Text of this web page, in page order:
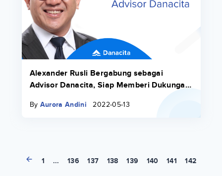
Alexander Rusli Bergabung sebagai
Advisor Danacita, Siap Memberi Dukungan
Informasi
By Aurora Andini 2022-05-13
1 ... 136 137 138 139 140 141 142